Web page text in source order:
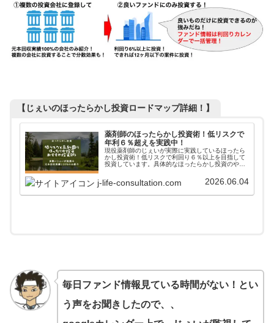
【じぇいのほったらかし投資ロードマップ詳細！】
薬剤師のほったらかし投資術！低リスクで
年利６％超えを実践中！
現役薬剤師のじぇいが実際に実践しているほったら
かし投資術！低リスクで利回り６％以上を目指して
投資しています。具体的なほったらかし投資のやり
j-life-consultation.com 2026.06.04
毎日ファンド情報見ている時間がない！とい
う声をお聞きしたので、、